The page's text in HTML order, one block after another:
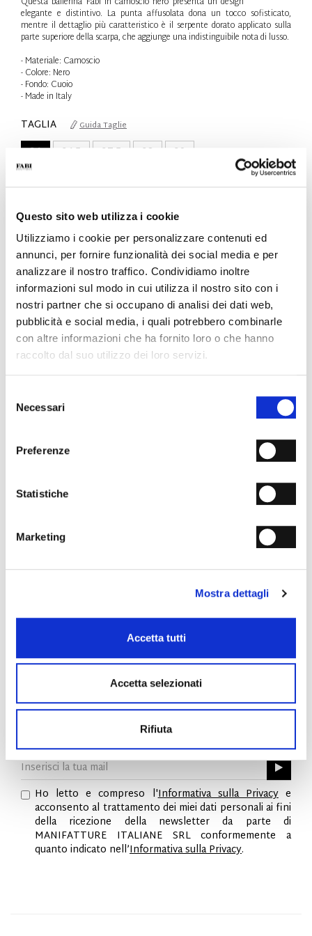
Questo sito web utilizza i cookie
Utilizziamo i cookie per personalizzare contenuti ed
annunci, per fornire funzionalità dei social media e per
analizzare il nostro traffico. Condividiamo inoltre
informazioni sul modo in cui utilizza il nostro sito con i
nostri partner che si occupano di analisi dei dati web,
pubblicità e social media, i quali potrebbero combinarle
con altre informazioni che ha fornito loro o che hanno
raccolto dal suo utilizzo dei loro servizi.
delNecessari
Preferenze
Statistiche
Marketing
Mostra dettagli
Accetta tutti
Accetta selezionati
Rifiuta
elegante e distintivo. La punta affusolata dona un tocco sofisticato,
mentre il dettaglio più caratteristico è il serpente dorato applicato sulla
parte superiore della scarpa, che aggiunge una indistinguibile nota di lusso.
- Materiale: Camoscio
- Colore: Nero
- Fondo: Cuoio
- Made in Italy
TAGLIA Guida Taglie
36 36.5 37.5 38
39
+
-
AGGIUNGI AL CARRELLO
AGGIUNGI ALLA WISHLIST
PERCHÉ È SPECIALE?
LEGGEREZZA E
RESI & RIMBORSI
METODI DI PAGAMENTO
NEWSLETTER
Entra nella community Fabi Shoes e
Ho letto e compreso l'Informativa sulla Privacye
acconsento al trattamento dei miei dati personali ai fini
della ricezione della newsletter da parte di
MANIFATTURE ITALIANE SRL conformemente a
quanto indicato nell’Informativa sulla Privacy.